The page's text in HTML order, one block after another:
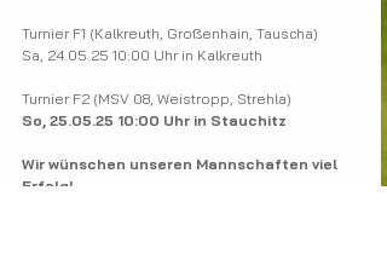
Turnier F1 (Kalkreuth, Großenhain, Tauscha)
Sa, 24.05.25 10:00 Uhr in Kalkreuth
Turnier F2 (MSV 08, Weistropp, Strehla​)
So, 25.05.25 10:00 Uhr in Stauchitz
Wir wünschen unseren Mannschaften viel
Erfolg!